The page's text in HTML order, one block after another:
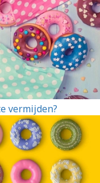
vermijden?